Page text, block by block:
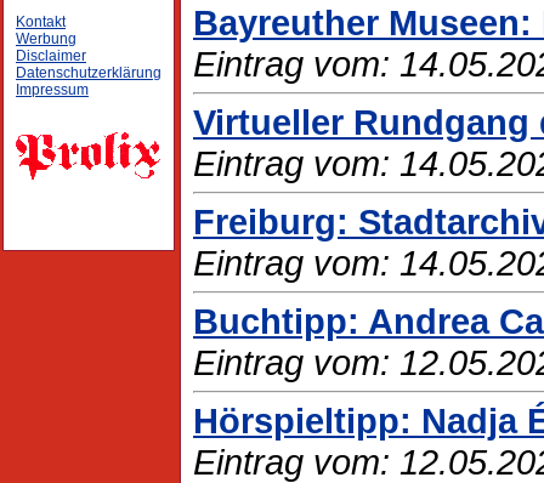
Kontakt
Werbung
Disclaimer
Datenschutzerklärung
Impressum
Bayreuther
Eintrag vom:
Virtueller
Eintrag vom:
Freiburg:
Eintrag vom:
Buchtipp: Andrea
Eintrag vom:
Hörspieltipp: Nadja
Eintrag vom: